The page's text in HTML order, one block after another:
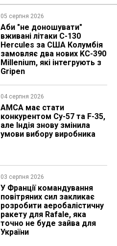
05 серпня 2026
Аби "не доношувати"
вживані літаки C-130
Hercules за США Колумбія
замовляє два нових KC-390
Millenium, які інтегрують з
Gripen
04 серпня 2026
AMCA має стати
конкурентом Су-57 та F-35,
але Індія знову змінила
умови вибору виробника
03 серпня 2026
У Франції командування
повітряних сил закликає
розробити аеробалістичну
ракету для Rafale, яка
точно не буде зайва для
України